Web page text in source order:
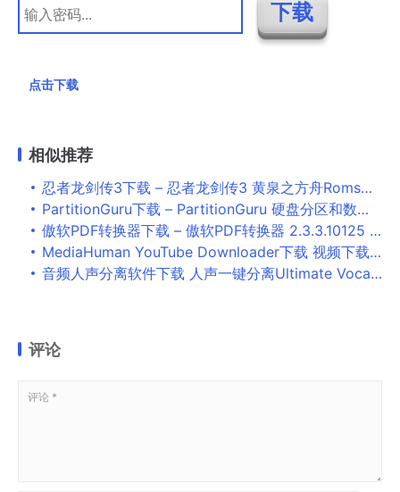
点击下载
相似推荐
忍者龙剑传3下载 – 忍者龙剑传3 黄泉之方舟Roms美版日版二合一含模拟器绿色版
PartitionGuru下载 – PartitionGuru 硬盘分区和数据恢复 4.9.5.508 x64 单文件专业版
傲软PDF转换器下载 – 傲软PDF转换器 2.3.3.10125 中文破解版
MediaHuman YouTube Downloader下载 视频下载转换工具MediaHuman YouTube Downloader v3.9.9.33 绿色激活版
音频人声分离软件下载 人声一键分离Ultimate Vocal Remover GUI(UVR5) v5.5.0 苹果电脑版 Intel/Apple版
评论